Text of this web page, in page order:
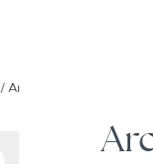
/ Arche déstructuré